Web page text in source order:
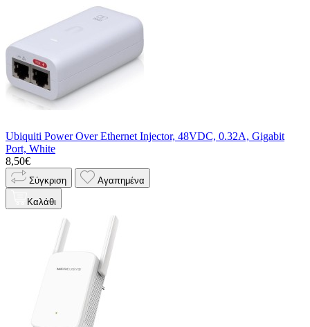
Ubiquiti Power Over Ethernet Injector, 48VDC, 0.32A, Gigabit
Port, White
8,50€
Σύγκριση Αγαπημένα
Καλάθι